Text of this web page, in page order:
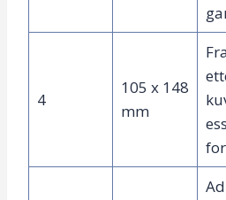
4
105 x 148
mm